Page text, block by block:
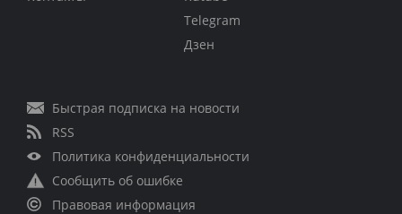
Telegram
Дзен
Быстрая подписка на новости
RSS
Политика конфиденциальности
Сообщить об ошибке
Правовая информация